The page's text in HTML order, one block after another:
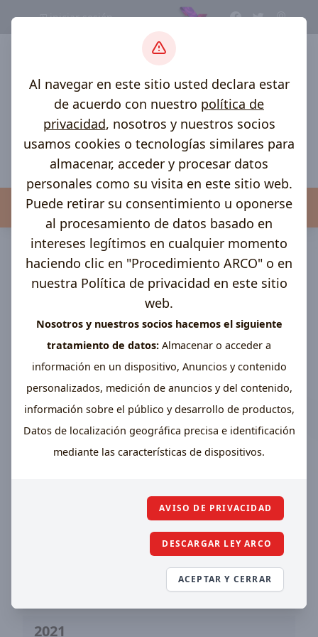
iniciar sesión
Menú
inicio > transparencia >
transparencia de Municipio de
Calpan > Programas Presupuestarios
Programas
Presupuestarios.
2025
Anual Trimestre
2024
Anual
2021
Al navegar en este sitio usted declara estar
de acuerdo con nuestro política de
privacidad, nosotros y nuestros socios
usamos cookies o tecnologías similares para
almacenar, acceder y procesar datos
personales como su visita en este sitio web.
Puede retirar su consentimiento u oponerse
al procesamiento de datos basado en
intereses legítimos en cualquier momento
haciendo clic en "Procedimiento ARCO" o en
nuestra Política de privacidad en este sitio
web.
Nosotros y nuestros socios hacemos el siguiente
tratamiento de datos: Almacenar o acceder a
información en un dispositivo, Anuncios y contenido
personalizados, medición de anuncios y del contenido,
información sobre el público y desarrollo de productos,
Datos de localización geográfica precisa e identificación
mediante las características de dispositivos.
AVISO DE PRIVACIDAD
DESCARGAR LEY ARCO
ACEPTAR Y CERRAR